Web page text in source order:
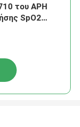
του ΑΡΗ
SpO2